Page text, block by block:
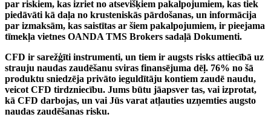
par riskiem, kas izriet no atsevišķiem pakalpojumiem, kas tiek
piedāvāti kā daļa no krusteniskās pārdošanas, un informācija
par izmaksām, kas saistītas ar šiem pakalpojumiem, ir pieejama
tīmekļa vietnes OANDA TMS Brokers sadaļā Dokumenti.
CFD ir sarežģīti instrumenti, un tiem ir augsts risks attiecībā uz
strauju naudas zaudēšanu sviras finansējuma dēļ. 76% no šā
produktu sniedzēja privāto ieguldītāju kontiem zaudē naudu,
veicot CFD tirdzniecību. Jums būtu jāapsver tas, vai izprotat,
kā CFD darbojas, un vai Jūs varat atļauties uzņemties augsto
naudas zaudēšanas risku.